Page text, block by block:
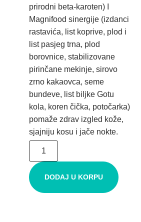
prirodni beta-karoten) I
Magnifood sinergije (izdanci
rastavića, list koprive, plod i
list pasjeg trna, plod
borovnice, stabilizovane
pirinčane mekinje, sirovo
zrno kakaovca, seme
bundeve, list biljke Gotu
kola, koren čička, potočarka)
pomaže zdrav izgled kože,
sjajniju kosu i jače nokte.
DODAJ U KORPU